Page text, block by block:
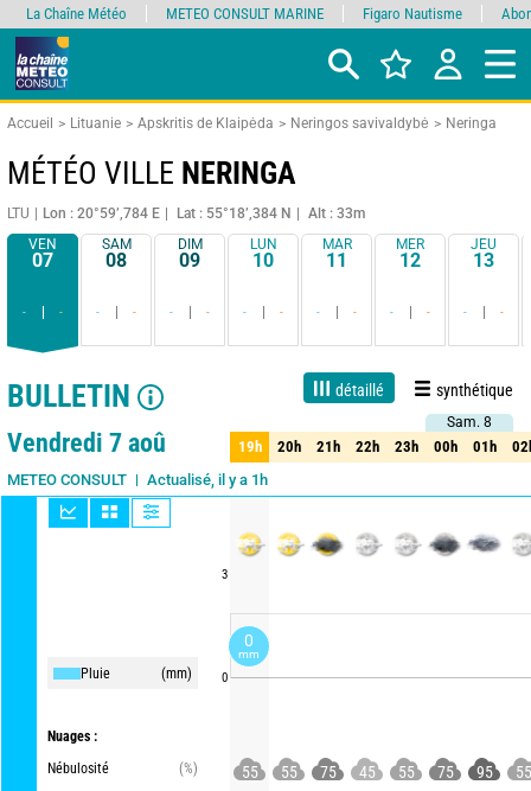
Accueil Lituanie Apskritis de Klaipėda Neringos savivaldybė Neringa
MÉTÉO VILLE NERINGA
LTU Lon : 20°59’,784 E Lat : 55°18’,384 N
Alt : 33m
VEN
07
- -
SAM
08
- -
DIM
09
- -
LUN
10
- -
MAR
11
- -
MER
12
- -
JEU
13
- -
BULLETIN détaillé synthétique
1 jour 3 jours 7 jours 15 jours Fiabilité 90%
Vendredi 7 aoû
METEO CONSULT Actualisé, il y a 1h
Pluie (mm)
Nuages :
Nébulosité
(%)
3
0
Sam. 8
19h 20h 21h 22h 23h 00h 01h
Sam. 8
19h 20h 21h 22h 23h 00h 01h
55 55 75 45 55 75 95 55
La Chaîne Météo METEO CONSULT MARINE Figaro Nautisme
0
mm